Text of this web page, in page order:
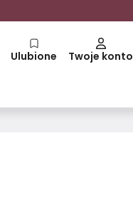
Ulubione Twoje konto